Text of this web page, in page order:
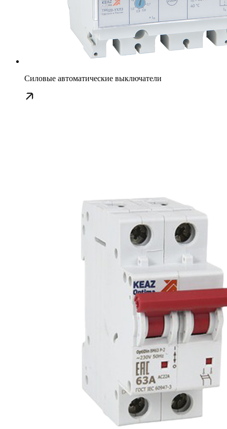
Силовые автоматические выключатели